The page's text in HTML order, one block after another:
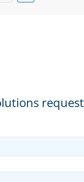
request